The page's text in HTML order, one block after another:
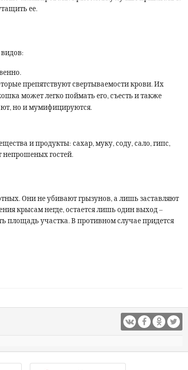
ее.
препятствуют свертываемости крови. Их
может легко поймать его, съесть и также
но и мумифицируются.
и продукты: сахар, муку, соду, сало, гипс,
непрошеных гостей.
Они не убивают грызунов, а лишь заставляют
крысам негде, остается лишь один выход –
площадь участка. В противном случае придется